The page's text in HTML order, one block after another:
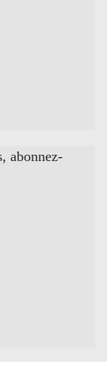
abonnez-